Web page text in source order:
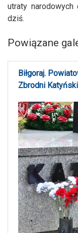
utraty
dziś.
Powiązane
Biłgoraj.
Zbrodni